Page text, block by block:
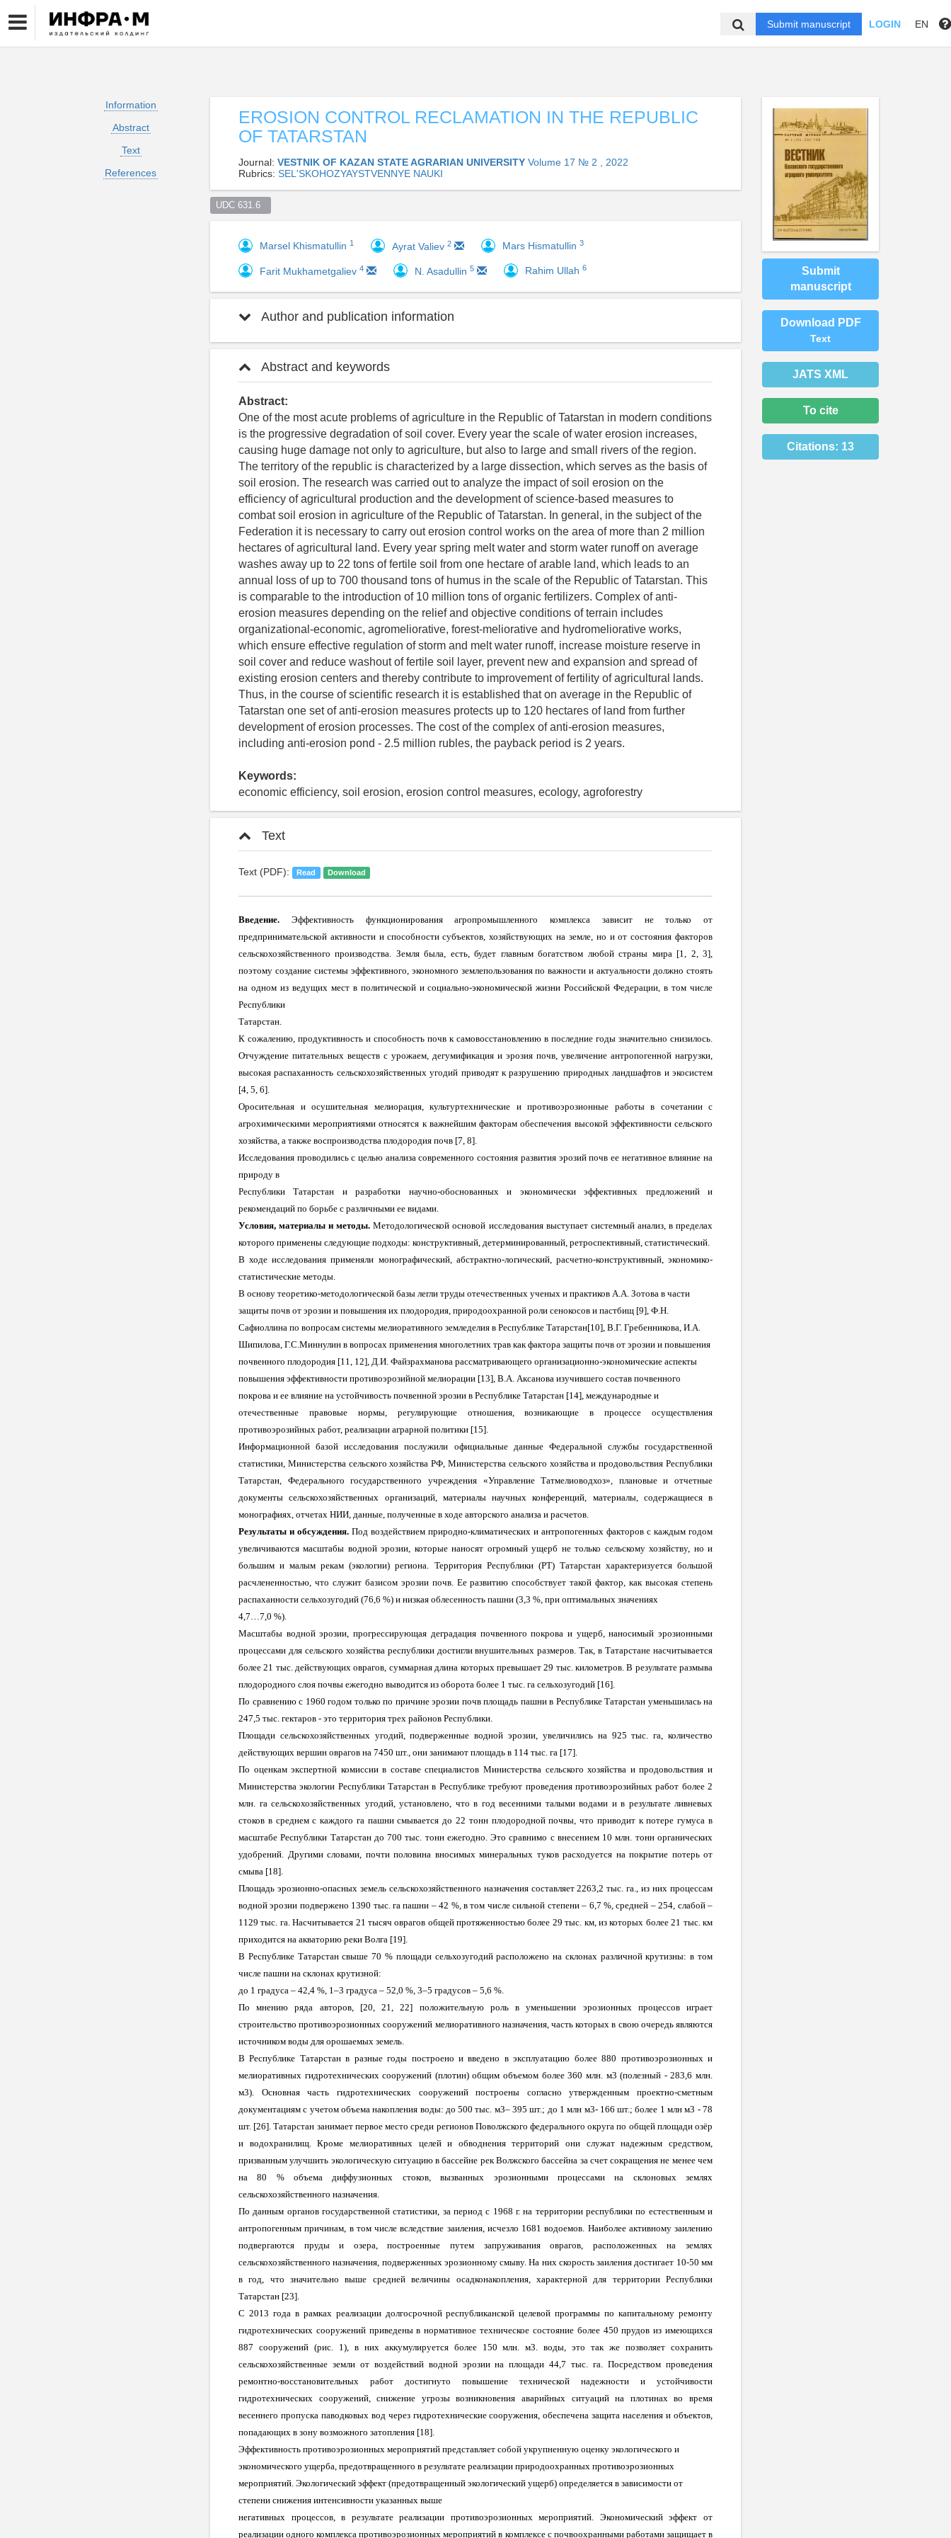
Submit manuscript LOGIN EN
Information
Abstract
Text
References
EROSION CONTROL RECLAMATION IN THE REPUBLIC
OF TATARSTAN
Journal: VESTNIK OF KAZAN STATE AGRARIAN UNIVERSITY Volume 17 № 2 , 2022
Rubrics: SEL'SKOHOZYAYSTVENNYE NAUKI
UDC 631.6
Marsel Khismatullin 1 Ayrat Valiev 2 Mars Hismatullin 3
Farit Mukhametgaliev 4 N. Asadullin 5 Rahim Ullah 6
Author and publication information
Abstract and keywords
Abstract:
One of the most acute problems of agriculture in the Republic of Tatarstan in modern conditions
is the progressive degradation of soil cover. Every year the scale of water erosion increases,
causing huge damage not only to agriculture, but also to large and small rivers of the region.
The territory of the republic is characterized by a large dissection, which serves as the basis of
soil erosion. The research was carried out to analyze the impact of soil erosion on the
efficiency of agricultural production and the development of science-based measures to
combat soil erosion in agriculture of the Republic of Tatarstan. In general, in the subject of the
Federation it is necessary to carry out erosion control works on the area of more than 2 million
hectares of agricultural land. Every year spring melt water and storm water runoff on average
washes away up to 22 tons of fertile soil from one hectare of arable land, which leads to an
annual loss of up to 700 thousand tons of humus in the scale of the Republic of Tatarstan. This
is comparable to the introduction of 10 million tons of organic fertilizers. Complex of anti-
erosion measures depending on the relief and objective conditions of terrain includes
organizational-economic, agromeliorative, forest-meliorative and hydromeliorative works,
which ensure effective regulation of storm and melt water runoff, increase moisture reserve in
soil cover and reduce washout of fertile soil layer, prevent new and expansion and spread of
existing erosion centers and thereby contribute to improvement of fertility of agricultural lands.
Thus, in the course of scientific research it is established that on average in the Republic of
Tatarstan one set of anti-erosion measures protects up to 120 hectares of land from further
development of erosion processes. The cost of the complex of anti-erosion measures,
including anti-erosion pond - 2.5 million rubles, the payback period is 2 years.
Keywords:
economic efficiency, soil erosion, erosion control measures, ecology, agroforestry
Text
Text (PDF): Read Download
Введение. Эффективность функционирования агропромышленного комплекса зависит не только от
предпринимательской активности и способности субъектов, хозяйствующих на земле, но и от состояния факторов
сельскохозяйственного производства. Земля была, есть, будет главным богатством любой страны мира [1, 2, 3],
поэтому создание системы эффективного, экономного землепользования по важности и актуальности должно стоять
на одном из ведущих мест в политической и социально-экономической жизни Российской Федерации, в том числе
Республики
Татарстан.
К сожалению, продуктивность и способность почв к самовосстановлению в последние годы значительно снизилось.
Отчуждение питательных веществ с урожаем, дегумификация и эрозия почв, увеличение антропогенной нагрузки,
высокая распаханность сельскохозяйственных угодий приводят к разрушению природных ландшафтов и экосистем
[4, 5, 6].
Оросительная и осушительная мелиорация, культуртехнические и противоэрозионные работы в сочетании с
агрохимическими мероприятиями относятся к важнейшим факторам обеспечения высокой эффективности сельского
хозяйства, а также воспроизводства плодородия почв [7, 8].
Исследования проводились с целью анализа современного состояния развития эрозий почв ее негативное влияние на
природу в
Республики Татарстан и разработки научно-обоснованных и экономически эффективных предложений и
рекомендаций по борьбе с различными ее видами.
Условия, материалы и методы.Методологической основой исследования выступает системный анализ, в пределах
которого применены следующие подходы: конструктивный, детерминированный, ретроспективный, статистический.
В ходе исследования применяли монографический, абстрактно-логический, расчетно-конструктивный, экономико-
статистические методы.
В основу теоретико-методологической базы легли труды отечественных ученых и практиков А.А. Зотова в части
защиты почв от эрозии и повышения их плодородия, природоохранной роли сенокосов и пастбищ [9], Ф.Н.
Сафиоллина по вопросам системы мелиоративного земледелия в Республике Татарстан[10], В.Г. Гребенникова, И.А.
Шипилова, Г.С.Миннулин в вопросах применения многолетних трав как фактора защиты почв от эрозии и повышения
почвенного плодородия [11, 12], Д.И. Файзрахманова рассматривающего организационно-экономические аспекты
повышения эффективности противоэрозийной мелиорации [13], В.А. Аксанова изучившего состав почвенного
покрова и ее влияние на устойчивость почвенной эрозии в Республике Татарстан [14], международные и
отечественные правовые нормы, регулирующие отношения, возникающие в процессе осуществления
противоэрозийных работ, реализации аграрной политики [15].
Информационной базой исследования послужили официальные данные Федеральной службы государственной
статистики, Министерства сельского хозяйства РФ, Министерства сельского хозяйства и продовольствия Республики
Татарстан, Федерального государственного учреждения «Управление Татмелиоводхоз», плановые и отчетные
документы сельскохозяйственных организаций, материалы научных конференций, материалы, содержащиеся в
монографиях, отчетах НИИ, данные, полученные в ходе авторского анализа и расчетов.
Результаты и обсуждения. Под воздействием природно-климатических и антропогенных факторов с каждым годом
увеличиваются масштабы водной эрозии, которые наносят огромный ущерб не только сельскому хозяйству, но и
большим и малым рекам (экологии) региона. Территория Республики (РТ) Татарстан характеризуется большой
расчлененностью, что служит базисом эрозии почв. Ее развитию способствует такой фактор, как высокая степень
распаханности сельхозугодий (76,6 %) и низкая облесенность пашни (3,3 %, при оптимальных значениях
4,7…7,0 %).
Масштабы водной эрозии, прогрессирующая деградация почвенного покрова и ущерб, наносимый эрозионными
процессами для сельского хозяйства республики достигли внушительных размеров. Так, в Татарстане насчитывается
более 21 тыс. действующих оврагов, суммарная длина которых превышает 29 тыс. километров. В результате размыва
плодородного слоя почвы ежегодно выводится из оборота более 1 тыс. га сельхозугодий [16].
По сравнению с 1960 годом только по причине эрозии почв площадь пашни в Республике Татарстан уменьшилась на
247,5 тыс. гектаров - это территория трех районов Республики.
Площади сельскохозяйственных угодий, подверженные водной эрозии, увеличились на 925 тыс. га, количество
действующих вершин оврагов на 7450 шт., они занимают площадь в 114 тыс. га [17].
По оценкам экспертной комиссии в составе специалистов Министерства сельского хозяйства и продовольствия и
Министерства экологии Республики Татарстан в Республике требуют проведения противоэрозийных работ более 2
млн. га сельскохозяйственных угодий, установлено, что в год весенними талыми водами и в результате ливневых
стоков в среднем с каждого га пашни смывается до 22 тонн плодородной почвы, что приводит к потере гумуса в
масштабе Республики Татарстан до 700 тыс. тонн ежегодно. Это сравнимо с внесением 10 млн. тонн органических
удобрений. Другими словами, почти половина вносимых минеральных туков расходуется на покрытие потерь от
смыва [18].
Площадь эрозионно-опасных земель сельскохозяйственного назначения составляет 2263,2 тыс. га., из них процессам
водной эрозии подвержено 1390 тыс. га пашни – 42 %, в том числе сильной степени – 6,7 %, средней – 254, слабой –
1129 тыс. га. Насчитывается 21 тысяч оврагов общей протяженностью более 29 тыс. км, из которых более 21 тыс. км
приходится на акваторию реки Волга [19].
В Республике Татарстан свыше 70 % площади сельхозугодий расположено на склонах различной крутизны: в том
числе пашни на склонах крутизной:
до 1 градуса – 42,4 %, 1–3 градуса – 52,0 %, 3–5 градусов – 5,6 %.
По мнению ряда авторов, [20, 21, 22] положительную роль в уменьшении эрозионных процессов играет
строительство противоэрозионных сооружений мелиоративного назначения, часть которых в свою очередь являются
источником воды для орошаемых земель.
В Республике Татарстан в разные годы построено и введено в эксплуатацию более 880 противоэрозионных и
мелиоративных гидротехнических сооружений (плотин) общим объемом более 360 млн. м3 (полезный - 283,6 млн.
м3). Основная часть гидротехнических сооружений построены согласно утвержденным проектно-сметным
документациям с учетом объема накопления воды: до 500 тыс. м3– 395 шт.; до 1 млн м3- 166 шт.; более 1 млн м3 - 78
шт. [26]. Татарстан занимает первое место среди регионов Поволжского федерального округа по общей площади озёр
и водохранилищ. Кроме мелиоративных целей и обводнения территорий они служат надежным средством,
призванным улучшить экологическую ситуацию в бассейне рек Волжского бассейна за счет сокращения не менее чем
на 80 % объема диффузионных стоков, вызванных эрозионными процессами на склоновых землях
сельскохозяйственного назначения.
По данным органов государственной статистики, за период с 1968 г. на территории республики по естественным и
антропогенным причинам, в том числе вследствие заиления, исчезло 1681 водоемов. Наиболее активному заилению
подвергаются пруды и озера, построенные путем запруживания оврагов, расположенных на землях
сельскохозяйственного назначения, подверженных эрозионному смыву. На них скорость заиления достигает 10-50 мм
в год, что значительно выше средней величины осадконакопления, характерной для территории Республики
Татарстан [23].
С 2013 года в рамках реализации долгосрочной республиканской целевой программы по капитальному ремонту
гидротехнических сооружений приведены в нормативное техническое состояние более 450 прудов из имеющихся
887 сооружений (рис. 1), в них аккумулируется более 150 млн. м3. воды, это так же позволяет сохранить
сельскохозяйственные земли от воздействий водной эрозии на площади 44,7 тыс. га. Посредством проведения
ремонтно-восстановительных работ достигнуто повышение технической надежности и устойчивости
гидротехнических сооружений, снижение угрозы возникновения аварийных ситуаций на плотинах во время
весеннего пропуска паводковых вод через гидротехнические сооружения, обеспечена защита населения и объектов,
попадающих в зону возможного затопления [18].
Эффективность противоэрозионных мероприятий представляет собой укрупненную оценку экологического и
экономического ущерба, предотвращенного в результате реализации природоохранных противоэрозионных
мероприятий. Экологический эффект (предотвращенный экологический ущерб) определяется в зависимости от
степени снижения интенсивности указанных выше
негативных процессов, в результате реализации противоэрозионных мероприятий. Экономический эффект от
реализации одного комплекса противоэрозионных мероприятий в комплексе с почвоохранными работами защищает в
Submit
manuscript
Download PDF
Text
JATS XML
To cite
Citations: 13